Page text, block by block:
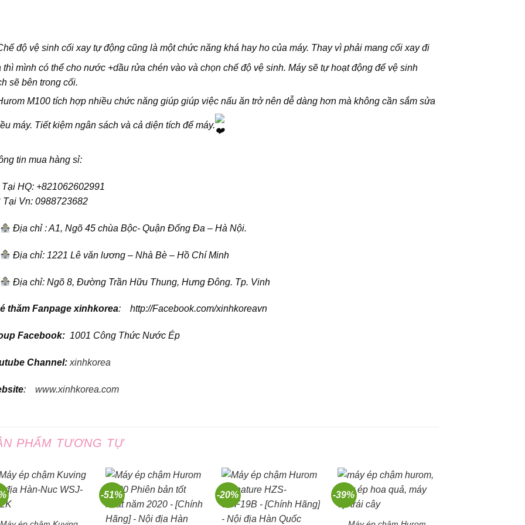
độ vệ sinh cối xay tự động cũng là một chức năng khá hay ho của máy. Thay vì phải mang cối xay đi
thì mình có thể cho nước +dầu rửa chén vào và chọn chế độ vệ sinh. Máy sẽ tự hoạt động để vệ sinh
sẽ bên trong cối.
M100 tích hợp nhiều chức năng giúp giúp việc nấu ăn trở nên dễ dàng hơn mà không cần sắm sửa
máy. Tiết kiệm ngân sách và cả diện tích để máy.
tin mua hàng sỉ:
HQ: +821062602991
Tại Vn: 0988723682
Địa chỉ : A1, Ngõ 45 chùa Bộc- Quận Đống Đa – Hà Nội.
Địa chỉ: 1221 Lê văn lương – Nhà Bè – Hồ Chí Minh
Địa chỉ: Ngõ 8, Đường Trần Hữu Thung, Hưng Đông. Tp. Vinh
thăm Fanpage xinhkorea: http://Facebook.com/xinhkoreavn
Facebook: 1001 Công Thức Nước Ép
Channel: xinhkorea
: www.xinhkorea.com
PHẨM TƯƠNG TỰ
-51% -20% -39%